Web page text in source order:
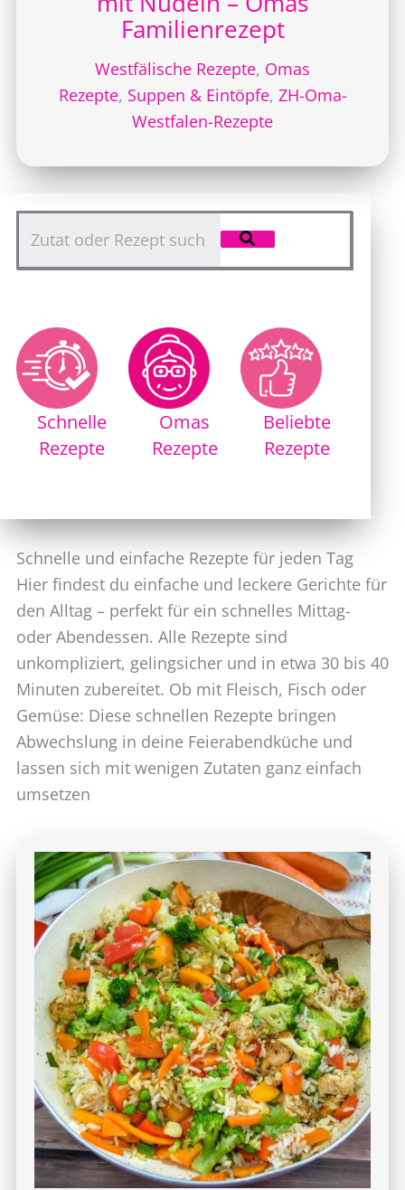
Familienrezept
Westfälische Rezepte, Omas
Rezepte, Suppen & Eintöpfe, ZH-Oma-
Westfalen-Rezepte
Schnelle
Rezepte
Omas
Rezepte
Beliebte
Rezepte
Schnelle und einfache Rezepte für jeden Tag
Hier findest du einfache und leckere Gerichte für
den Alltag – perfekt für ein schnelles Mittag-
oder Abendessen. Alle Rezepte sind
unkompliziert, gelingsicher und in etwa 30 bis 40
Minuten zubereitet. Ob mit Fleisch, Fisch oder
Gemüse: Diese schnellen Rezepte bringen
Abwechslung in deine Feierabendküche und
lassen sich mit wenigen Zutaten ganz einfach
umsetzen